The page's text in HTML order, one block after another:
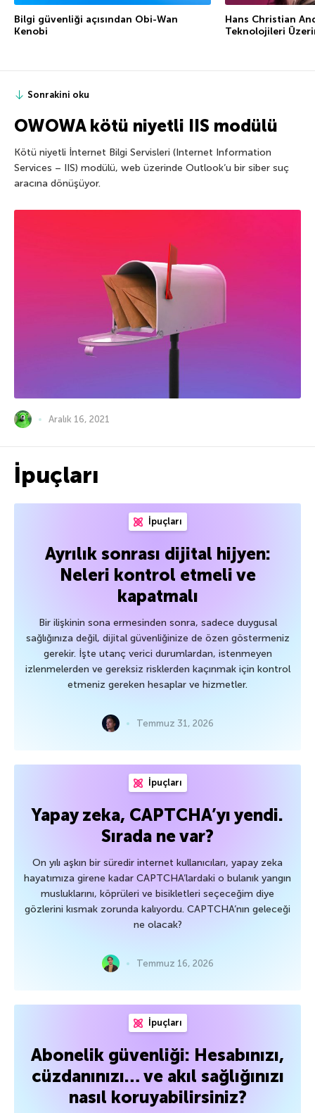
Bilgi güvenliği açısından Obi-Wan
Kenobi
Hans Christian
Teknolojileri
Sonrakini oku
OWOWA kötü niyetli IIS modülü
Kötü niyetli İnternet Bilgi Servisleri (Internet Information
Services – IIS) modülü, web üzerinde Outlook’u bir siber suç
aracına dönüşüyor.
Aralık 16, 2021
İpuçları
İpuçları
Ayrılık sonrası dijital hijyen:
Neleri kontrol etmeli ve
kapatmalı
Bir ilişkinin sona ermesinden sonra, sadece duygusal
sağlığınıza değil, dijital güvenliğinize de özen göstermeniz
gerekir. İşte utanç verici durumlardan, istenmeyen
izlenmelerden ve gereksiz risklerden kaçınmak için kontrol
etmeniz gereken hesaplar ve hizmetler.
Temmuz 31, 2026
İpuçları
Yapay zeka, CAPTCHA’yı yendi.
Sırada ne var?
On yılı aşkın bir süredir internet kullanıcıları, yapay zeka
hayatımıza girene kadar CAPTCHA’lardaki o bulanık yangın
musluklarını, köprüleri ve bisikletleri seçeceğim diye
gözlerini kısmak zorunda kalıyordu. CAPTCHA’nın geleceği
ne olacak?
Temmuz 16, 2026
İpuçları
Abonelik güvenliği: Hesabınızı,
cüzdanınızı… ve akıl sağlığınızı
nasıl koruyabilirsiniz?